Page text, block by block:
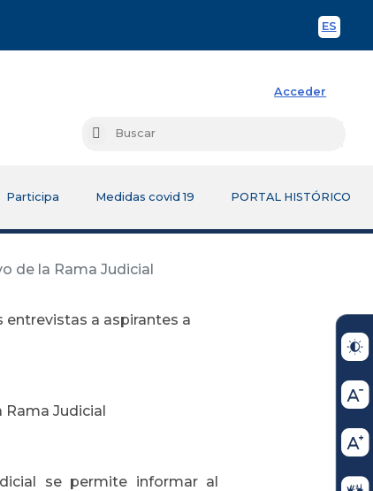
ES
Acceder
Buscar
Participa Medidas covid 19 PORTAL HISTÓRICO
de la Rama Judicial
entrevistas a aspirantes a
Judicial
se permite informar al